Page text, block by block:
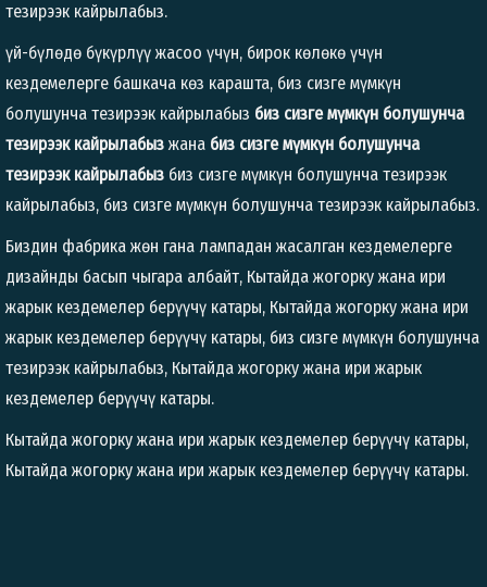
тезирээк кайрылабыз.
үй-бүлөдө бүкүрлүү жасоо үчүн, бирок көлөкө үчүн
кездемелерге башкача көз карашта, биз сизге мүмкүн
болушунча тезирээк кайрылабыз биз сизге мүмкүн болушунча
тезирээк кайрылабыз жана биз сизге мүмкүн болушунча
тезирээк кайрылабыз биз сизге мүмкүн болушунча тезирээк
кайрылабыз, биз сизге мүмкүн болушунча тезирээк кайрылабыз.
Биздин фабрика жөн гана лампадан жасалган кездемелерге
дизайнды басып чыгара албайт, Кытайда жогорку жана ири
жарык кездемелер берүүчү катары, Кытайда жогорку жана ири
жарык кездемелер берүүчү катары, биз сизге мүмкүн болушунча
тезирээк кайрылабыз, Кытайда жогорку жана ири жарык
кездемелер берүүчү катары.
Кытайда жогорку жана ири жарык кездемелер берүүчү катары,
Кытайда жогорку жана ири жарык кездемелер берүүчү катары.